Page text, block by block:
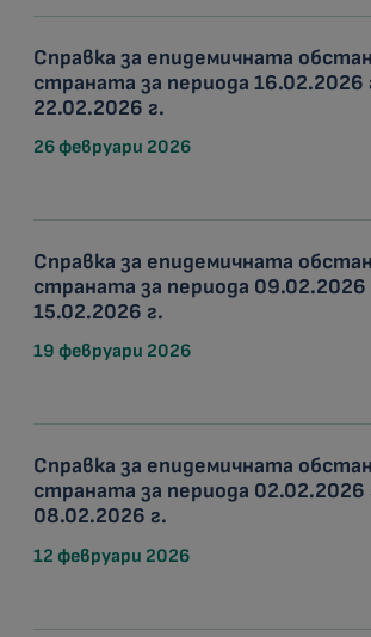
Справка за епидемичната
страната за периода 16.02.2026
22.02.2026 г.
26 февруари 2026
Справка за епидемичната
страната за периода 09.02.2026
15.02.2026 г.
19 февруари 2026
Справка за епидемичната
страната за периода 02.02.2026
08.02.2026 г.
12 февруари 2026